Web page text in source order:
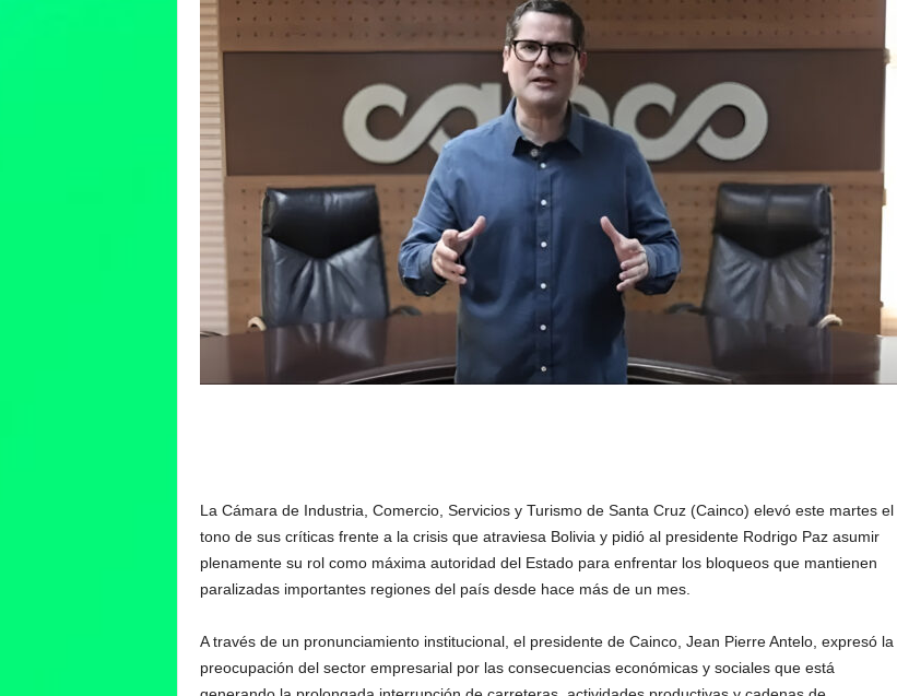
La Cámara de Industria, Comercio, Servicios y Turismo de Santa Cruz (Cainco) elevó este martes el
tono de sus críticas frente a la crisis que atraviesa Bolivia y pidió al presidente Rodrigo Paz asumir
plenamente su rol como máxima autoridad del Estado para enfrentar los bloqueos que mantienen
paralizadas importantes regiones del país desde hace más de un mes.
A través de un pronunciamiento institucional, el presidente de Cainco, Jean Pierre Antelo, expresó la
preocupación del sector empresarial por las consecuencias económicas y sociales que está